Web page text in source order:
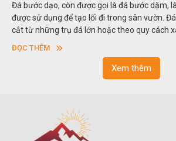
Đá bước dạo, còn được gọi là đá bước dặm,
được sử dụng để tạo lối đi trong sân vườn.
cắt từ những trụ đá lớn hoặc theo quy cách
vuông hoặc hình chữ nhật và có độ dày khác
ĐỌC THÊM
Xem thêm